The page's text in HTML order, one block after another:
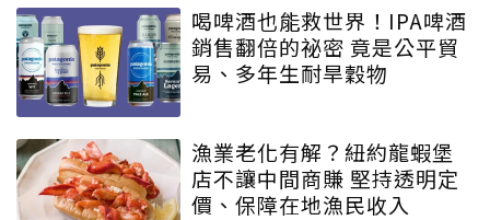
喝啤酒也能救世界！IPA啤酒
銷售翻倍的祕密 竟是公平貿
易、多年生耐旱穀物
漁業老化有解？紐約龍蝦堡
店不讓中間商賺 堅持透明定
價、保障在地漁民收入